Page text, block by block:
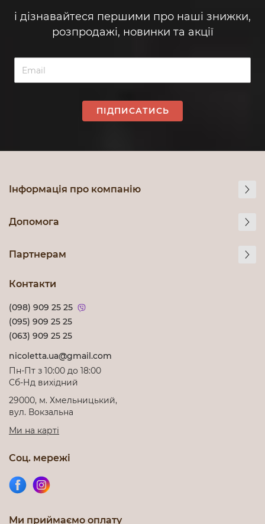
і дізнавайтеся першими про наші знижки,
розпродажі, новинки та акції
ПІДПИСАТИСЬ
Інформація про компанію
Допомога
Партнерам
Контакти
(098) 909 25 25
(095) 909 25 25
(063) 909 25 25
nicoletta.ua@gmail.com
Пн-Пт з 10:00 до 18:00
Cб-Нд вихідний
29000, м. Хмельницький,
вул. Вокзальна
Ми на карті
Соц. мережі
Ми приймаємо оплату